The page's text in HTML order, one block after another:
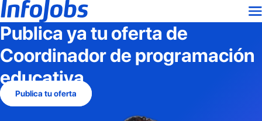
Publica ya tu oferta de
Coordinador de programación
educativa
Publica tu oferta